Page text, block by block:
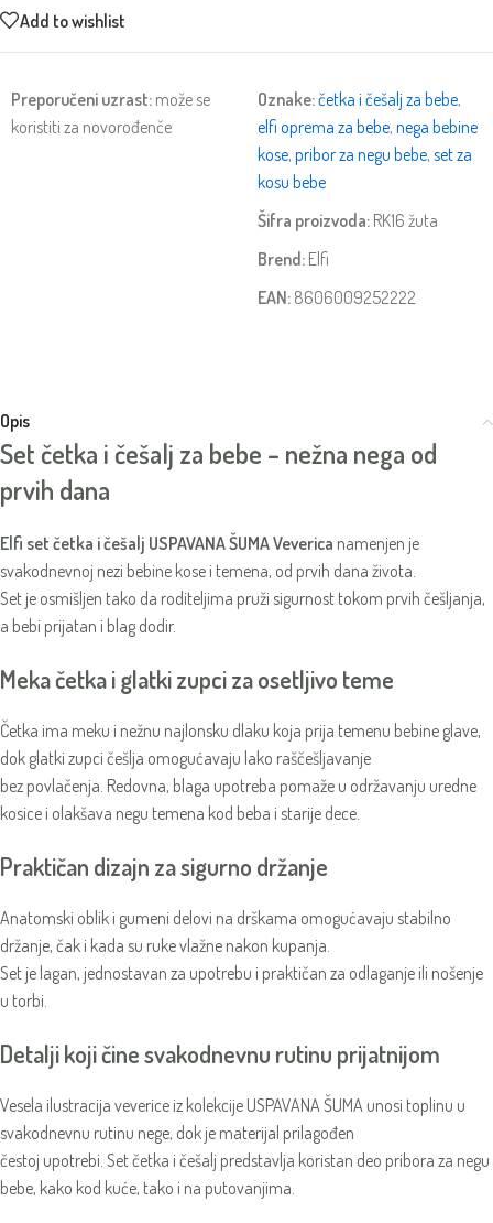
Add to wishlist
Preporučeni uzrast: može se
koristiti za novorođenče
Oznake:četka i češalj za bebe,
elfi oprema za bebe, nega bebine
kose, pribor za negu bebe, set za
kosu bebe
Šifra proizvoda: RK16 žuta
Brend: Elfi
EAN: 8606009252222
Opis
Set četka i češalj za bebe – nežna nega od
prvih dana
Elfi set četka i češalj USPAVANA ŠUMA Veverica namenjen je
svakodnevnoj nezi bebine kose i temena, od prvih dana života.
Set je osmišljen tako da roditeljima pruži sigurnost tokom prvih češljanja,
a bebi prijatan i blag dodir.
Meka četka i glatki zupci za osetljivo teme
Četka ima meku i nežnu najlonsku dlaku koja prija temenu bebine glave,
dok glatki zupci češlja omogućavaju lako raščešljavanje
bez povlačenja. Redovna, blaga upotreba pomaže u održavanju uredne
kosice i olakšava negu temena kod beba i starije dece.
Praktičan dizajn za sigurno držanje
Anatomski oblik i gumeni delovi na drškama omogućavaju stabilno
držanje, čak i kada su ruke vlažne nakon kupanja.
Set je lagan, jednostavan za upotrebu i praktičan za odlaganje ili nošenje
u torbi.
Detalji koji čine svakodnevnu rutinu prijatnijom
Vesela ilustracija veverice iz kolekcije USPAVANA ŠUMA unosi toplinu u
svakodnevnu rutinu nege, dok je materijal prilagođen
čestoj upotrebi. Set četka i češalj predstavlja koristan deo pribora za negu
bebe, kako kod kuće, tako i na putovanjima.